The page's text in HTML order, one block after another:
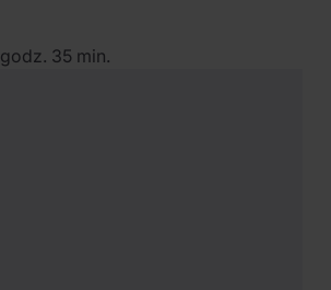
35 min.